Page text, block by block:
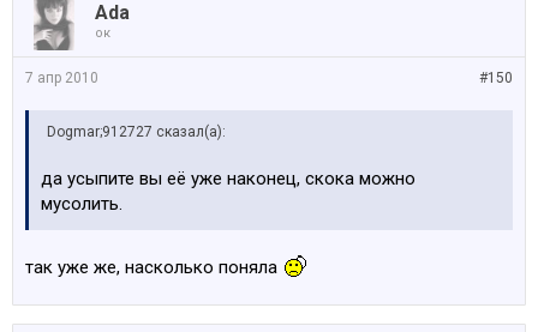
Ada
ок
#150
7 апр 2010
Dogmar;912727 сказал(а):
да усыпите вы её уже наконец, скока можно
мусолить.
так уже же, насколько поняла